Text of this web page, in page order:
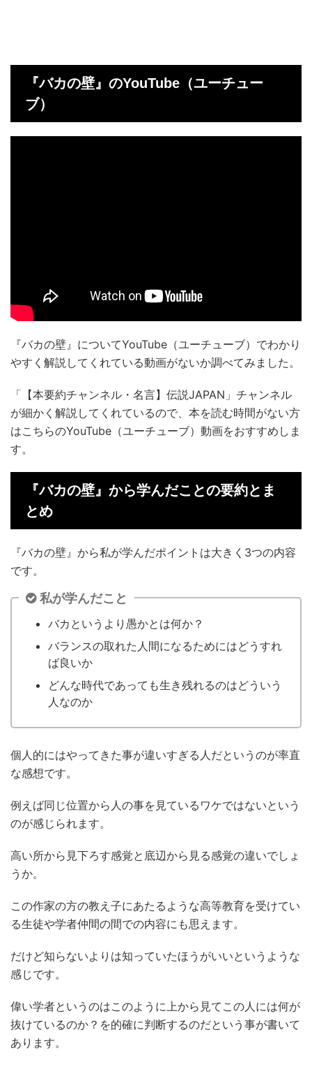
『バカの壁』のYouTube（ユーチュー
ブ）
『バカの壁』についてYouTube（ユーチューブ）でわかり
やすく解説してくれている動画がないか調べてみました。
「【本要約チャンネル・名言】伝説JAPAN」チャンネル
が細かく解説してくれているので、本を読む時間がない方
はこちらのYouTube（ユーチューブ）動画をおすすめしま
す。
『バカの壁』から学んだことの要約とま
とめ
『バカの壁』から私が学んだポイントは大きく3つの内容
です。
私が学んだこと
バカというより愚かとは何か？
バランスの取れた人間になるためにはどうすれ
ば良いか
どんな時代であっても生き残れるのはどういう
人なのか
個人的にはやってきた事が違いすぎる人だというのが率直
な感想です。
例えば同じ位置から人の事を見ているワケではないという
のが感じられます。
高い所から見下ろす感覚と底辺から見る感覚の違いでしょ
うか。
この作家の方の教え子にあたるような高等教育を受けてい
る生徒や学者仲間の間での内容にも思えます。
だけど知らないよりは知っていたほうがいいというような
感じです。
偉い学者というのはこのように上から見てこの人には何が
抜けているのか？を的確に判断するのだという事が書いて
あります。